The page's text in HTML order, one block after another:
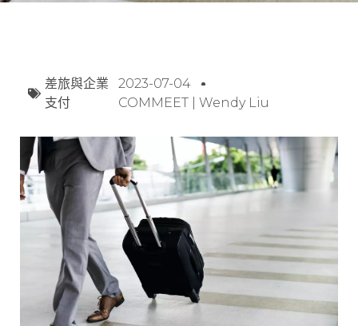
差旅與企業
支付
2023-07-04
COMMEET | Wendy Liu